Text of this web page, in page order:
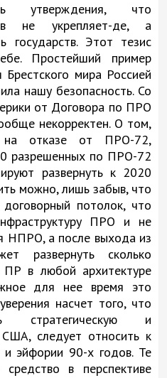
утверждения, что
не укрепляет-де, а
государств. Этот тезис
Простейший пример
Брестского мира Россией
нашу безопасность. Со
от Договора по ПРО
некорректен. О том,
отказе от ПРО-72,
разрешенных по ПРО-72
развернуть к 2020
можно, лишь забыв, что
потолок, что
ПРО и не
НПРО, а после выхода из
развернуть сколько
в любой архитектуре
для нее время это
насчет того, что
стратегическую и
следует относить к
и эйфории 90-х годов. Те
в перспективе